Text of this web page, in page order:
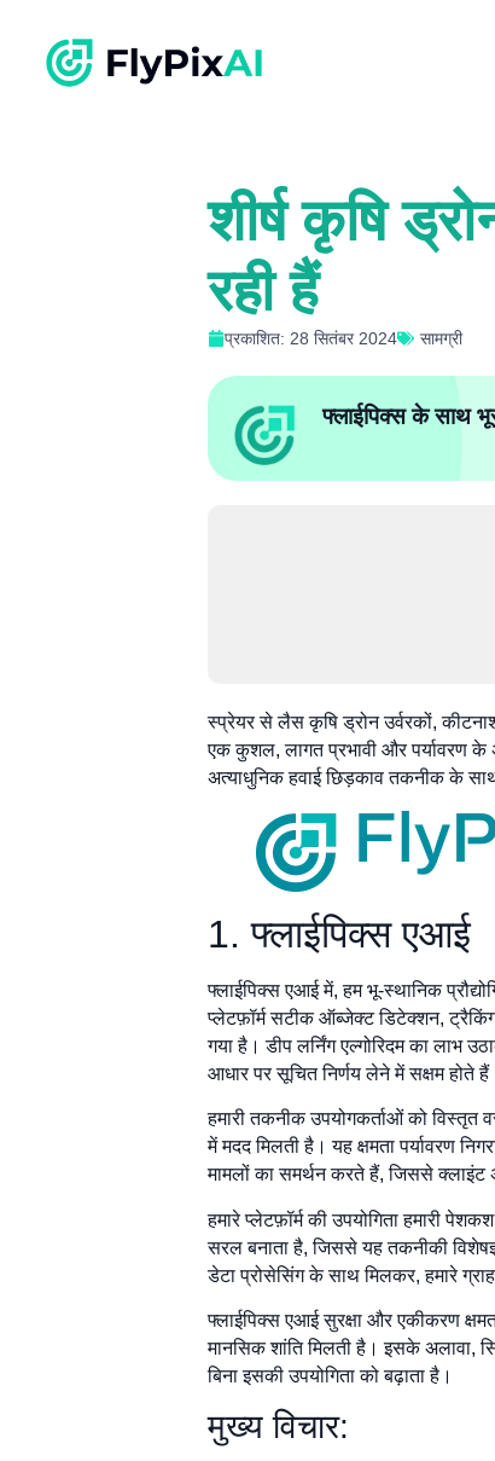
शीर्ष कृषि
रही हैं
प्रकाशित: 28 सितंबर 2024 सामग्री
फ्लाईपिक्स के साथ
स्प्रेयर से लैस कृषि ड्रोन उर्वरकों,
एक कुशल, लागत प्रभावी और पर्यावरण के
अत्याधुनिक हवाई छिड़काव तकनीक के
1. फ्लाईपिक्स एआई
फ्लाईपिक्स एआई में, हम भू-स्थानिक
प्लेटफ़ॉर्म सटीक ऑब्जेक्ट डिटेक्शन,
गया है। डीप लर्निंग एल्गोरिदम का लाभ
आधार पर सूचित निर्णय लेने में सक्षम होते
हमारी तकनीक उपयोगकर्ताओं को
में मदद मिलती है। यह क्षमता पर्यावरण
मामलों का समर्थन करते हैं, जिससे क्लाइंट
हमारे प्लेटफ़ॉर्म की उपयोगिता हमारी
सरल बनाता है, जिससे यह तकनीकी
डेटा प्रोसेसिंग के साथ मिलकर, हमारे
फ्लाईपिक्स एआई सुरक्षा और एकीकरण
मानसिक शांति मिलती है। इसके अलावा,
बिना इसकी उपयोगिता को बढ़ाता है।
मुख्य विचार: